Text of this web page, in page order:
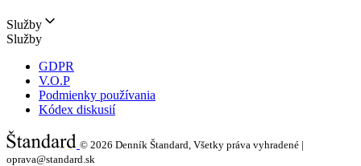
Služby
Služby
GDPR
V.O.P
Podmienky používania
Kódex diskusií
© 2026 Denník Štandard, Všetky práva vyhradené |
oprava@standard.sk